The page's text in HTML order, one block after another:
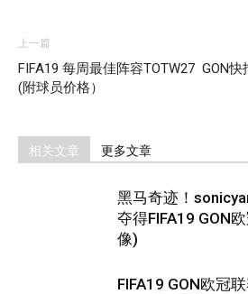
上一篇
FIFA19 每周最佳阵容TOTW27
(附球员价格）
GON快
相关文章 更多文章
黑马奇迹！
夺得FIFA19 GON
像)
FIFA19 GON欧冠